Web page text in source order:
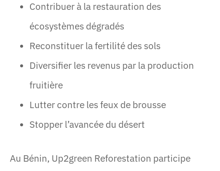
Contribuer à la restauration des
écosystèmes dégradés
Reconstituer la fertilité des sols
Diversifier les revenus par la production
fruitière
Lutter contre les feux de brousse
Stopper l’avancée du désert
Au Bénin, Up2green Reforestation participe